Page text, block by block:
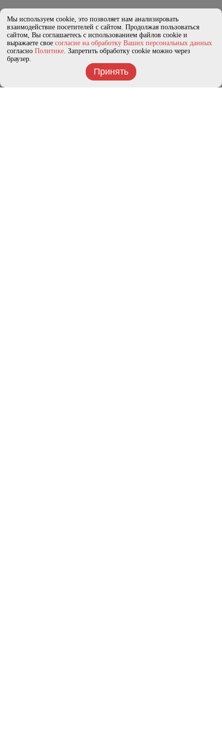
Мы используем cookie, это позволяет нам анализировать
взаимодействие посетителей с сайтом. Продолжая пользоваться
сайтом, Вы соглашаетесь с использованием файлов cookie и
выражаете свое согласие на обработку Ваших персональных данных
согласно Политике. Запретить обработку cookie можно через
браузер.
Принять